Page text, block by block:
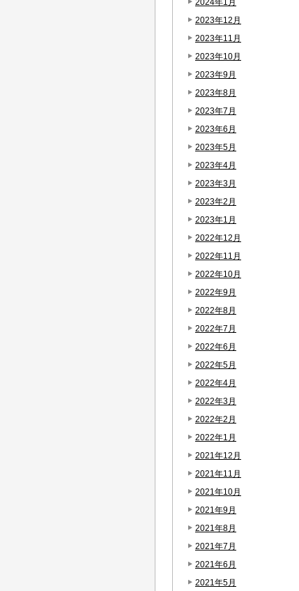
2024年1月
2023年12月
2023年11月
2023年10月
2023年9月
2023年8月
2023年7月
2023年6月
2023年5月
2023年4月
2023年3月
2023年2月
2023年1月
2022年12月
2022年11月
2022年10月
2022年9月
2022年8月
2022年7月
2022年6月
2022年5月
2022年4月
2022年3月
2022年2月
2022年1月
2021年12月
2021年11月
2021年10月
2021年9月
2021年8月
2021年7月
2021年6月
2021年5月